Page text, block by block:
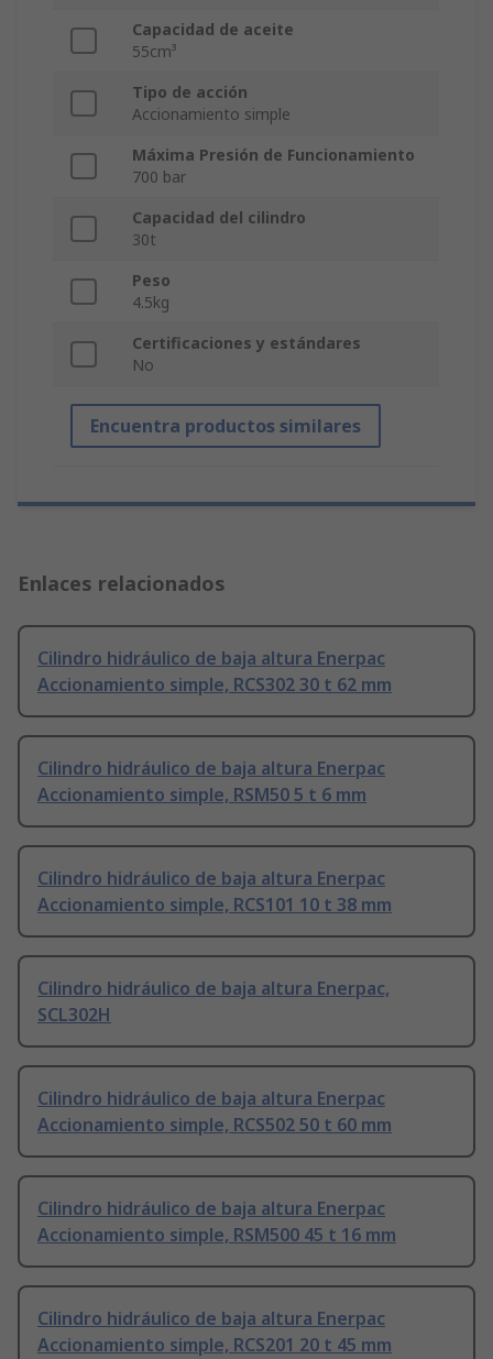
Capacidad de aceite
55cm³
Tipo de acción
Accionamiento simple
Máxima Presión de Funcionamiento
700 bar
Capacidad del cilindro
30t
Peso
4.5kg
Certificaciones y estándares
No
Encuentra productos similares
Enlaces relacionados
Cilindro hidráulico de baja altura Enerpac
Accionamiento simple, RCS302 30 t 62 mm
Cilindro hidráulico de baja altura Enerpac
Accionamiento simple, RSM50 5 t 6 mm
Cilindro hidráulico de baja altura Enerpac
Accionamiento simple, RCS101 10 t 38 mm
Cilindro hidráulico de baja altura Enerpac,
SCL302H
Cilindro hidráulico de baja altura Enerpac
Accionamiento simple, RCS502 50 t 60 mm
Cilindro hidráulico de baja altura Enerpac
Accionamiento simple, RSM500 45 t 16 mm
Cilindro hidráulico de baja altura Enerpac
Accionamiento simple, RCS201 20 t 45 mm